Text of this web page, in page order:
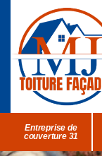
Entreprise de
couverture 31